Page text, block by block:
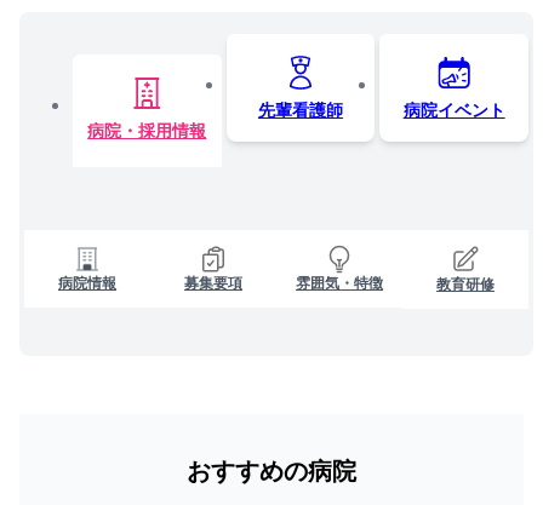
病院・採用情報
先輩看護師 病院イベント
病院情報 募集要項 雰囲気・特徴 教育研修
おすすめの病院